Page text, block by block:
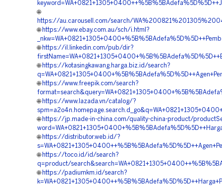
🌐
https://au.carousell.com/search/
🌐 https://www.ebay.com.au/sch/i.html?
🌐 https://il.linkedin.com/pub/dir?
🌐 https://kotasingkawang.harga.biz.id/search?
🌐 https://www.freepik.com/search?
🌐 https://www.lazada.vn/catalog/?
🌐 https://jp.made-in-china.com/quality-china-product/
🌐 https://distributor.web.id/?
🌐 https://toco.id/id/search?
q=product/
🌐 https://padiumkm.id/search?